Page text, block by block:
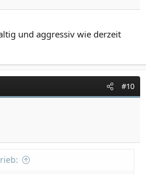
und aggressiv wie derzeit
#10